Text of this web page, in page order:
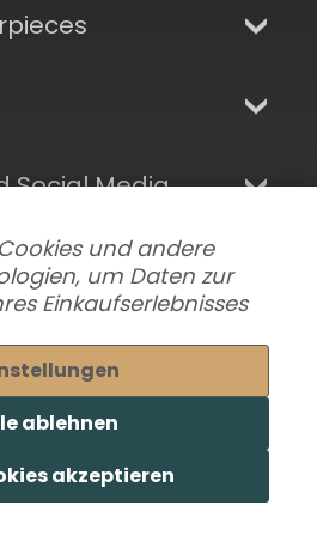
Social Media
ändern
| AGB
und andere
um Daten zur
Einkaufserlebnisses
ablehnen
akzeptieren